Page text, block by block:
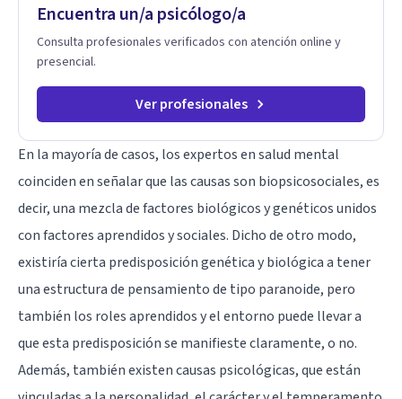
Encuentra un/a psicólogo/a
Consulta profesionales verificados con atención online y
presencial.
Ver profesionales
En la mayoría de casos, los expertos en salud mental
coinciden en señalar que las causas son biopsicosociales, es
decir, una mezcla de factores biológicos y genéticos unidos
con factores aprendidos y sociales. Dicho de otro modo,
existiría cierta predisposición genética y biológica a tener
una estructura de pensamiento de tipo paranoide, pero
también los roles aprendidos y el entorno puede llevar a
que esta predisposición se manifieste claramente, o no.
Además, también existen causas psicológicas, que están